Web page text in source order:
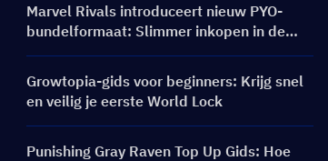
Marvel Rivals introduceert nieuw PYO-
bundelformaat: Slimmer inkopen in de
winkelupdate van seizoen 9.5
Growtopia-gids voor beginners: Krijg snel
en veilig je eerste World Lock
Punishing Gray Raven Top Up Gids: Hoe